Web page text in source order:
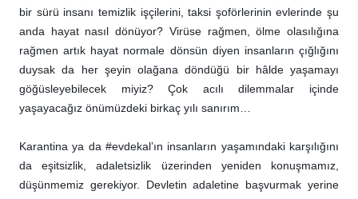
bir sürü insanı temizlik işçilerini, taksi şoförlerinin evlerinde şu
anda hayat nasıl dönüyor? Virüse rağmen, ölme olasılığına
rağmen artık hayat normale dönsün diyen insanların çığlığını
duysak da her şeyin olağana döndüğü bir hâlde yaşamayı
göğüsleyebilecek miyiz? Çok acılı dilemmalar içinde
yaşayacağız önümüzdeki birkaç yılı sanırım…
Karantina ya da #evdekal’ın insanların yaşamındaki karşılığını
da eşitsizlik, adaletsizlik üzerinden yeniden konuşmamız,
düşünmemiz gerekiyor. Devletin adaletine başvurmak yerine